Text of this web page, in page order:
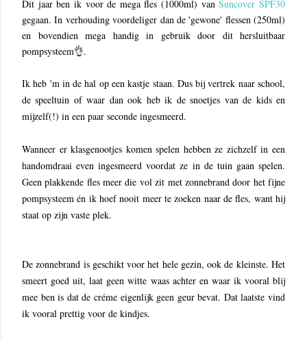
Dit jaar ben ik voor de mega fles (1000ml) vanSuncover SPF30
gegaan. In verhouding voordeliger dan de 'gewone' flessen (250ml)
en bovendien mega handig in gebruik door dit hersluitbaar
pompsysteem👌.
Ik heb 'm in de hal op een kastje staan. Dus bij vertrek naar school,
de speeltuin of waar dan ook heb ik de snoetjes van de kids en
mijzelf(!) in een paar seconde ingesmeerd.
Wanneer er klasgenootjes komen spelen hebben ze zichzelf in een
handomdraai even ingesmeerd voordat ze in de tuin gaan spelen.
Geen plakkende fles meer die vol zit met zonnebrand door het fijne
pompsysteem én ik hoef nooit meer te zoeken naar de fles, want hij
staat op zijn vaste plek.
De zonnebrand is geschikt voor het hele gezin, ook de kleinste. Het
smeert goed uit, laat geen witte waas achter en waar ik vooral blij
mee ben is dat de créme eigenlijk geen geur bevat. Dat laatste vind
ik vooral prettig voor de kindjes.